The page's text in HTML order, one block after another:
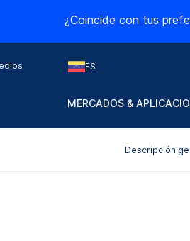
¿Coincide con tus
ES
MERCADOS &
Descripción